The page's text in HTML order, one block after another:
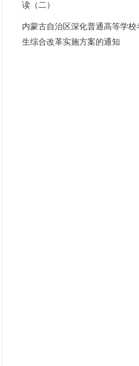
读（二）
内蒙古自治区深化普通高等学校
生综合改革实施方案的通知